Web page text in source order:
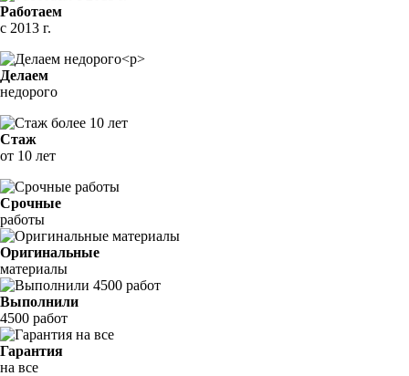
Работаем
с 2013 г.
Делаем
недорого
Стаж
от 10 лет
Срочные
работы
Оригинальные
материалы
Выполнили
4500 работ
Гарантия
на все